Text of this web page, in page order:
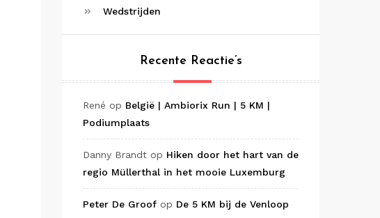
Wedstrijden
Recente Reactie’s
René op België | Ambiorix Run | 5 KM |
Podiumplaats
Danny Brandt op Hiken door het hart van de
regio Müllerthal in het mooie Luxemburg
Peter De Groof op De 5 KM bij de Venloop